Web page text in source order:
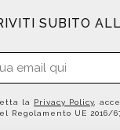
SUBITO
la Privacy Policy ,
Regolamento UE 2016/